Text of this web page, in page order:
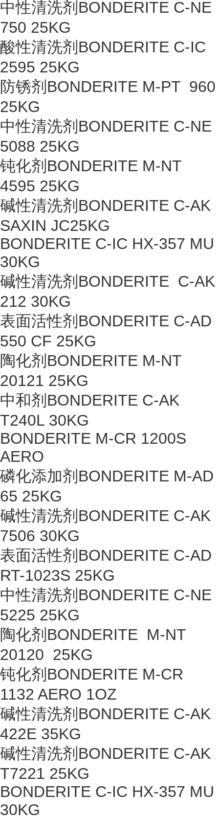
中性清洗剂BONDERITE C-NE
750 25KG
酸性清洗剂BONDERITE C-IC
2595 25KG
防锈剂BONDERITE M-PT 960
25KG
中性清洗剂BONDERITE C-NE
5088 25KG
钝化剂BONDERITE M-NT
4595 25KG
碱性清洗剂BONDERITE C-AK
SAXIN JC25KG
BONDERITE C-IC HX-357 MU
30KG
碱性清洗剂BONDERITE C-AK
212 30KG
表面活性剂BONDERITE C-AD
550 CF 25KG
陶化剂BONDERITE M-NT
20121 25KG
中和剂BONDERITE C-AK
T240L 30KG
BONDERITE M-CR 1200S
AERO
磷化添加剂BONDERITE M-AD
65 25KG
碱性清洗剂BONDERITE C-AK
7506 30KG
表面活性剂BONDERITE C-AD
RT-1023S 25KG
中性清洗剂BONDERITE C-NE
5225 25KG
陶化剂BONDERITE M-NT
20120 25KG
钝化剂BONDERITE M-CR
1132 AERO 1OZ
碱性清洗剂BONDERITE C-AK
422E 35KG
碱性清洗剂BONDERITE C-AK
T7221 25KG
BONDERITE C-IC HX-357 MU
30KG